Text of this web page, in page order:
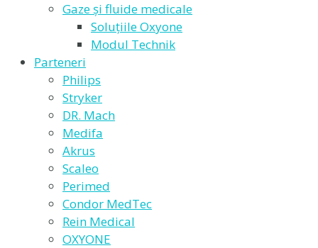
Gaze și fluide medicale
Soluțiile Oxyone
Modul Technik
Parteneri
Philips
Stryker
DR. Mach
Medifa
Akrus
Scaleo
Perimed
Condor MedTec
Rein Medical
OXYONE